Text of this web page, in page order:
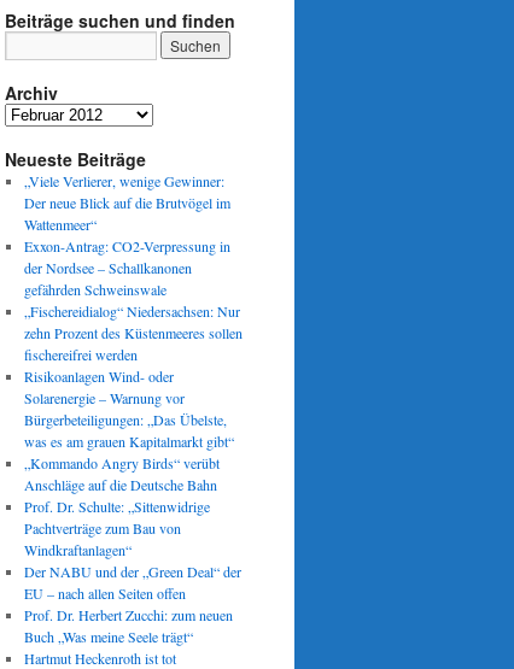
Beiträge suchen und finden
Archiv
Archiv
Neueste Beiträge
„Viele Verlierer, wenige Gewinner:
Der neue Blick auf die Brutvögel im
Wattenmeer“
Exxon-Antrag: CO2-Verpressung in
der Nordsee – Schallkanonen
gefährden Schweinswale
„Fischereidialog“ Niedersachsen: Nur
zehn Prozent des Küstenmeeres sollen
fischereifrei werden
Risikoanlagen Wind- oder
Solarenergie – Warnung vor
Bürgerbeteiligungen: „Das Übelste,
was es am grauen Kapitalmarkt gibt“
„Kommando Angry Birds“ verübt
Anschläge auf die Deutsche Bahn
Prof. Dr. Schulte: „Sittenwidrige
Pachtverträge zum Bau von
Windkraftanlagen“
Der NABU und der „Green Deal“ der
EU – nach allen Seiten offen
Prof. Dr. Herbert Zucchi: zum neuen
Buch „Was meine Seele trägt“
Hartmut Heckenroth ist tot